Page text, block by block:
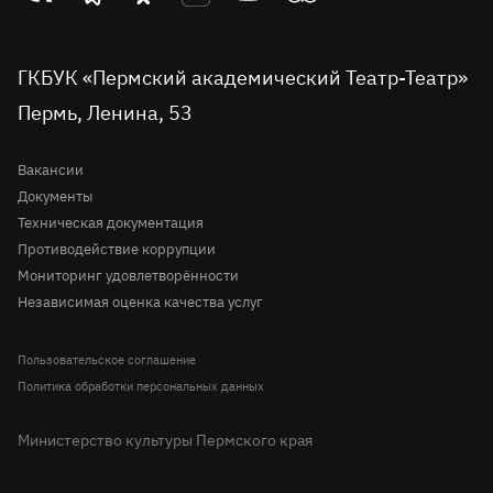
Доступная среда
Правила посещения театра
Молодёжная сцена
История
вконтакте
театр
telegram
театр
однокласниках
театр
rutube
театр
Tripadvisor
ГКБУК «Пермский академический Театр-Театр»
Пермь, Ленина, 53
Вакансии
Документы
Техническая документация
Противодействие коррупции
Мониторинг удовлетворённости
Независимая оценка качества услуг
Пользовательское соглашение
Политика обработки персональных данных
Министерство культуры Пермского края